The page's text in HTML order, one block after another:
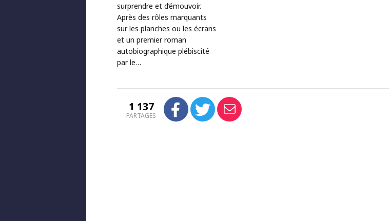
surprendre et d’émouvoir.
Après des rôles marquants
sur les planches ou les écrans
et un premier roman
autobiographique plébiscité
par le…
1 137
PARTAGES